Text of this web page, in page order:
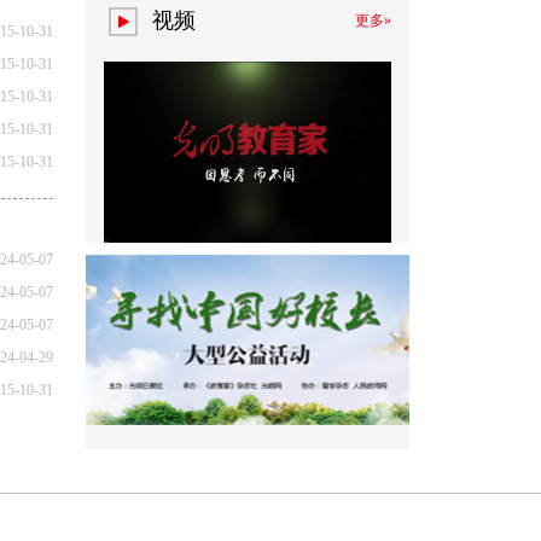
10-31
10-31
10-31
10-31
10-31
05-07
05-07
05-07
04-29
10-31
视频 更多»